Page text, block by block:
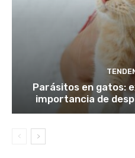
Parásitos en gatos:
importancia de